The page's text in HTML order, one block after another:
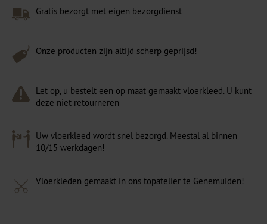
Gratis bezorgt met eigen bezorgdienst
Onze producten zijn altijd scherp geprijsd!
Let op, u bestelt een op maat gemaakt vloerkleed. U kunt
deze niet retourneren
Uw vloerkleed wordt snel bezorgd. Meestal al binnen
10/15 werkdagen!
Vloerkleden gemaakt in ons topatelier te Genemuiden!